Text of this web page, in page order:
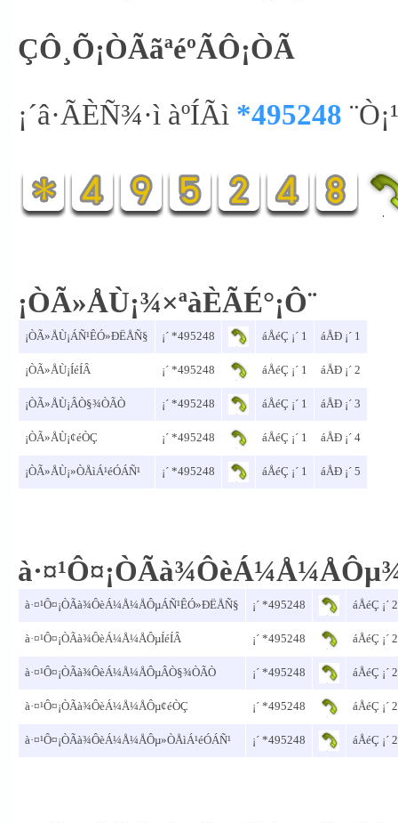
ÇÔ¸Õ¡ÒÃãªéºÃÔ¡ÒÃ
¡´â·ÃÈÑ¾·ì àºÍÃì *495248
¡ÒÃ»ÅÙ¡¾×ªàÈÃÉ°¡Ô¨
¡ÒÃ»ÅÙ¡ÁÑ¹ÊÓ»ÐËÅÑ§ ¡´ *495248 áÅéÇ ¡´ 1 áÅÐ ¡´ 1
¡ÒÃ»ÅÙ¡ÍéÍÂ ¡´ *495248 áÅéÇ ¡´ 1 áÅÐ ¡´ 2
¡ÒÃ»ÅÙ¡ÂÒ§¾ÒÃÒ ¡´ *495248 áÅéÇ ¡´ 1 áÅÐ ¡´ 3
¡ÒÃ»ÅÙ¡¢éÒÇ ¡´ *495248 áÅéÇ ¡´ 1 áÅÐ ¡´ 4
¡ÒÃ»ÅÙ¡»ÒÅìÁ¹éÓÁÑ¹ ¡´ *495248 áÅéÇ ¡´ 1 áÅÐ ¡´ 5
à·¤¹Ô¤¡ÒÃà¾ÔèÁ¼Å¼ÅÔµÁÑ¹ÊÓ»ÐËÅÑ§ ¡´ *495248 áÅéÇ ¡´ 2
à·¤¹Ô¤¡ÒÃà¾ÔèÁ¼Å¼ÅÔµÍéÍÂ ¡´ *495248 áÅéÇ ¡´ 2
à·¤¹Ô¤¡ÒÃà¾ÔèÁ¼Å¼ÅÔµÂÒ§¾ÒÃÒ ¡´ *495248 áÅéÇ ¡´ 2
à·¤¹Ô¤¡ÒÃà¾ÔèÁ¼Å¼ÅÔµ¢éÒÇ ¡´ *495248 áÅéÇ ¡´ 2
à·¤¹Ô¤¡ÒÃà¾ÔèÁ¼Å¼ÅÔµ»ÒÅìÁ¹éÓÁÑ¹ ¡´ *495248 áÅéÇ ¡´ 2